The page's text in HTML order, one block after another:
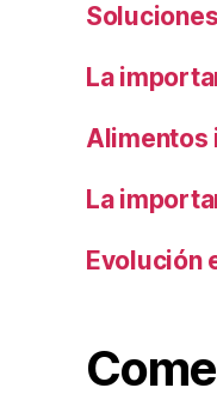
La
Alimentos
La
Evolución